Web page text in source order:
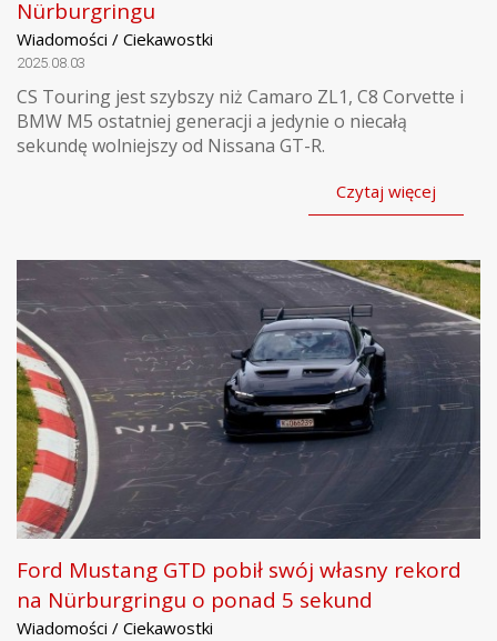
Nürburgringu
Wiadomości / Ciekawostki
2025.08.03
CS Touring jest szybszy niż Camaro ZL1, C8 Corvette i
BMW M5 ostatniej generacji a jedynie o niecałą
sekundę wolniejszy od Nissana GT-R.
Czytaj więcej
Ford Mustang GTD pobił swój własny rekord
na Nürburgringu o ponad 5 sekund
Wiadomości / Ciekawostki